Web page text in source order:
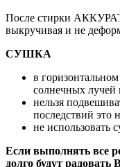
После стирки
выкручивая и не
СУШКА
в
солнечных лучей
нельзя
последствий это
не использовать
Если выполнять все
долго будут радовать